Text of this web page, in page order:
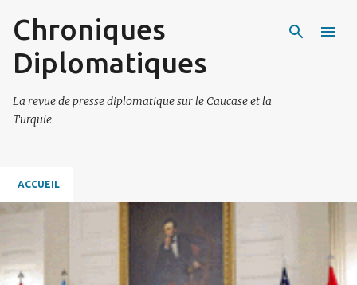
Accéder au contenu principal
Chroniques
Diplomatiques
La revue de presse diplomatique sur le Caucase et la
Turquie
ACCUEIL
t